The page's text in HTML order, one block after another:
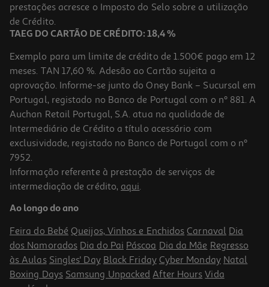
22,99 €
Tv Tcl 43t69c (43'' 4k Google Tv 109cm)
329.99 €/un
329,99 €
prestações acresce o Imposto do Selo sobre a utilização
de Crédito.
TAEG DO CARTÃO DE CRÉDITO: 18,4 %
Exemplo para um limite de crédito de 1.500€ pago em 12
meses. TAN 17,60 %. Adesão ao Cartão sujeita a
aprovação. Informe-se junto do Oney Bank – Sucursal em
Portugal, registado no Banco de Portugal com o nº 881. A
Auchan Retail Portugal, S.A. atua na qualidade de
Intermediário de Crédito a título acessório com
exclusividade, registado no Banco de Portugal com o nº
7952.
Informação referente à prestação de serviços de
intermediação de crédito, aqui.
Ao longo do ano
Feira do Bebé Queijos, Vinhos e Enchidos Carnaval Dia
dos Namorados Dia do Pai Páscoa Dia da Mãe Regresso
às Aulas Singles' Day Black Friday Cyber Monday Natal
Boxing Days Samsung Unpacked After Hours Vida